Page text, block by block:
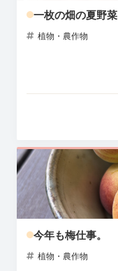
一枚の畑の夏野菜
植物・農作物
今年も梅仕事。
植物・農作物